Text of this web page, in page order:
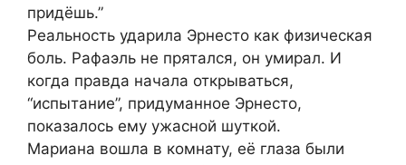
придёшь.”
Реальность ударила Эрнесто как физическая
боль. Рафаэль не прятался, он умирал. И
когда правда начала открываться,
“испытание”, придуманное Эрнесто,
показалось ему ужасной шуткой.
Мариана вошла в комнату, её глаза были